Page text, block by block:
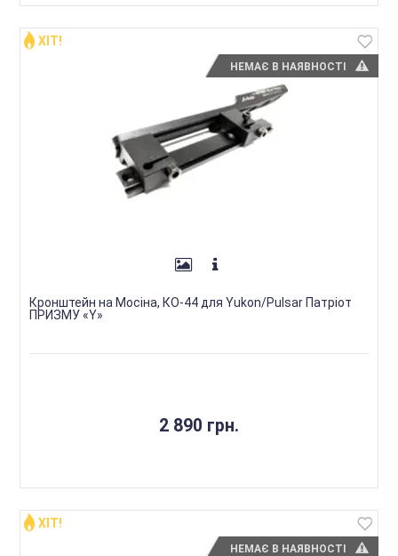
НЕМАЄ В НАЯВНОСТІ
ХІТ!
Кронштейн на Мосіна, КО-44 для Yukon/Pulsar Патріот
ПРИЗМУ «Y»
2 890 грн.
НЕМАЄ В НАЯВНОСТІ
ХІТ!